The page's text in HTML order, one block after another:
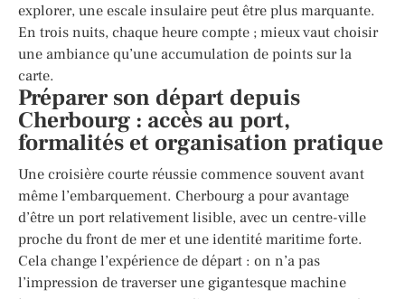
explorer, une escale insulaire peut être plus marquante.
En trois nuits, chaque heure compte ; mieux vaut choisir
une ambiance qu’une accumulation de points sur la
carte.
Préparer son départ depuis
Cherbourg : accès au port,
formalités et organisation pratique
Une croisière courte réussie commence souvent avant
même l’embarquement. Cherbourg a pour avantage
d’être un port relativement lisible, avec un centre-ville
proche du front de mer et une identité maritime forte.
Cela change l’expérience de départ : on n’a pas
l’impression de traverser une gigantesque machine